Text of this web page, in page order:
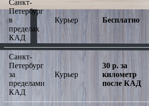
Санкт-
Петербург
в
пределах
КАД
Курьер Бесплатно
Санкт-
Петербург
за
пределами
КАД
Курьер
30 р. за
километр
после КАД